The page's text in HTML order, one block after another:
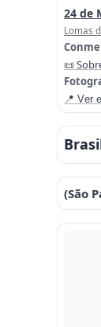
24 de
Lomas
📜
📍 Ver
(São